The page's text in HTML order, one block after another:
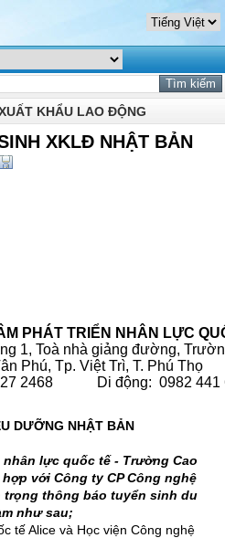
KHẨU LAO ĐỘNG
XKLĐ NHẬT BẢN
PHÁT TRIỂN NHÂN LỰC
1, Toà nhà giảng đường,
Phú, Tp. Việt Trì, T. Phú Thọ
2468 Di động: 0982 441
DƯỠNG NHẬT BẢN
nhân lực quốc tế - Trường Cao
với Công ty CP Công nghệ
trọng thông báo tuyển sinh du
như sau;
tế Alice và Học viện Công nghệ